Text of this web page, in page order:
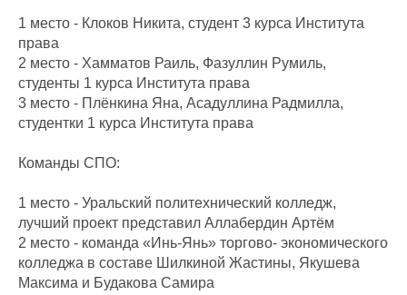
1 место - Клоков Никита, студент 3 курса Института
права
2 место - Хамматов Раиль, Фазуллин Румиль,
студенты 1 курса Института права
3 место - Плëнкина Яна, Асадуллина Радмилла,
студентки 1 курса Института права
Команды СПО:
1 место - Уральский политехнический колледж,
лучший проект представил Аллабердин Артëм
2 место - команда «Инь-Янь» торгово- экономического
колледжа в составе Шилкиной Жастины, Якушева
Максима и Будакова Самира